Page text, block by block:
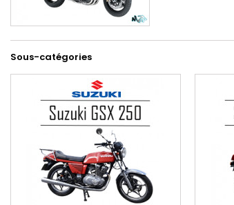
Sous-catégories